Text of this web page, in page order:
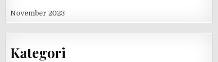
November 2023
Kategori